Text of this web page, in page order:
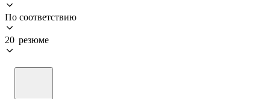
По соответствию
20 резюме